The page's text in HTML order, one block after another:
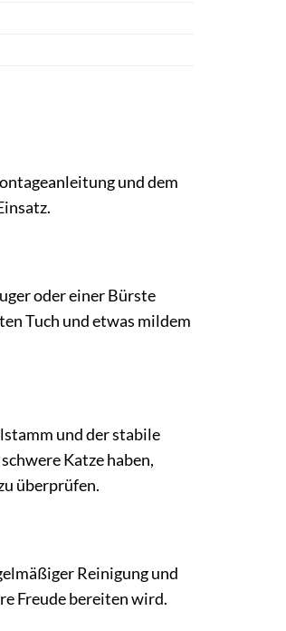
und dem
oder einer Bürste
Tuch und etwas mildem
und der stabile
Katze haben,
überprüfen.
Reinigung und
Freude bereiten wird.